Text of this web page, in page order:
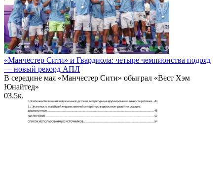
«Манчестер Сити» и Гвардиола: четыре чемпионства подряд
— новый рекорд АПЛ
В середине мая «Манчестер Сити» обыграл «Вест Хэм
Юнайтед»
03.5к.